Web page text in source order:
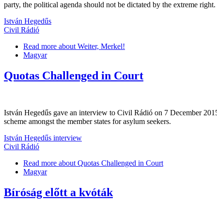
party, the political agenda should not be dictated by the extreme right.
István Hegedűs
Civil Rádió
Read more about Weiter, Merkel!
Magyar
Quotas Challenged in Court
István Hegedűs gave an interview to Civil Rádió on 7 December
scheme amongst the member states for asylum seekers.
István Hegedűs interview
Civil Rádió
Read more about Quotas Challenged in Court
Magyar
Bíróság előtt a kvóták